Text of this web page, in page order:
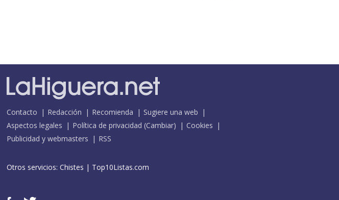
Contacto Redacción Recomienda
Sugiere una web
Aspectos legales
Política de privacidad (Cambiar)
Cookies
Publicidad y webmasters
RSS
Otros servicios: Chistes | Top10Listas.com